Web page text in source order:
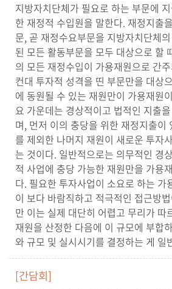
지방자치단체가 필요로 하는 부문에
한 재정적 수입원을 말한다. 재정지출
문, 곧 재정수요부문을 지방자치단체
된 모든 활동부문을 모두 대상으로 할
의 모든 재정수입이 가용재원으로 간
컨대 투자적 성격을 띤 부문만을 대상
에 동원될 수 있는 재원만이 가용재원
요 가운데는 경상적이고 법적인 지출
며, 먼저 이의 충당을 위한 재정지출이
를 제외한 나머지 재원이 새로운 투자
는 것이다. 일반적으로는 의무적인 경
적 사업에 충당 가능한 재원만을 가용
다. 필요한 투자사업이 소요로 하는 가
이 보다 바람직하고 적극적인 접근방
만 이는 실제 대단히 어렵고 무리가 따
재원을 산정한 다음에 이 규모에 부합
와 규모 및 실시시기를 결정하는 게 일
[간담회]